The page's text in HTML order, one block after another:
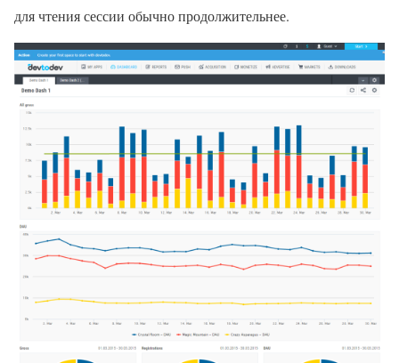
для чтения сессии обычно продолжительнее.